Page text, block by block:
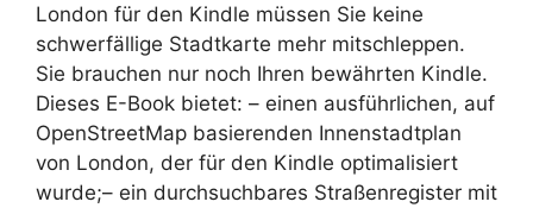
London für den Kindle müssen Sie keine
schwerfällige Stadtkarte mehr mitschleppen.
Sie brauchen nur noch Ihren bewährten Kindle.
Dieses E-Book bietet: – einen ausführlichen, auf
OpenStreetMap basierenden Innenstadtplan
von London, der für den Kindle optimalisiert
wurde;– ein durchsuchbares Straßenregister mit